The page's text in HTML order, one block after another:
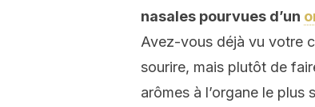
nasales pourvues d’un
Avez-vous déjà vu votre
sourire, mais plutôt de
arômes à l’organe le plus